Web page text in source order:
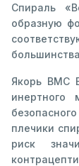
Спираль
образную
Якорь ВМС
инертного
плечики
риск